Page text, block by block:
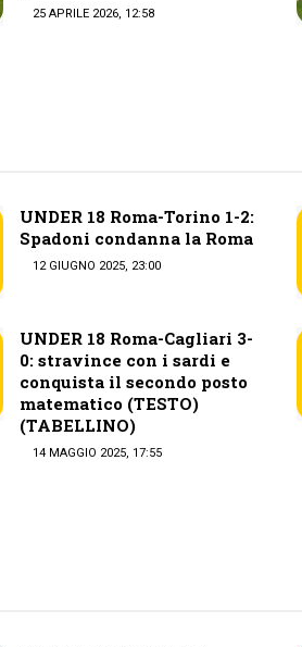
25 APRILE 2026, 12:58
UNDER 18 Roma-Torino 1-2:
Spadoni condanna la Roma
12 GIUGNO 2025, 23:00
UNDER 18 Roma-Cagliari 3-
0: stravince con i sardi e
conquista il secondo posto
matematico (TESTO)
(TABELLINO)
14 MAGGIO 2025, 17:55